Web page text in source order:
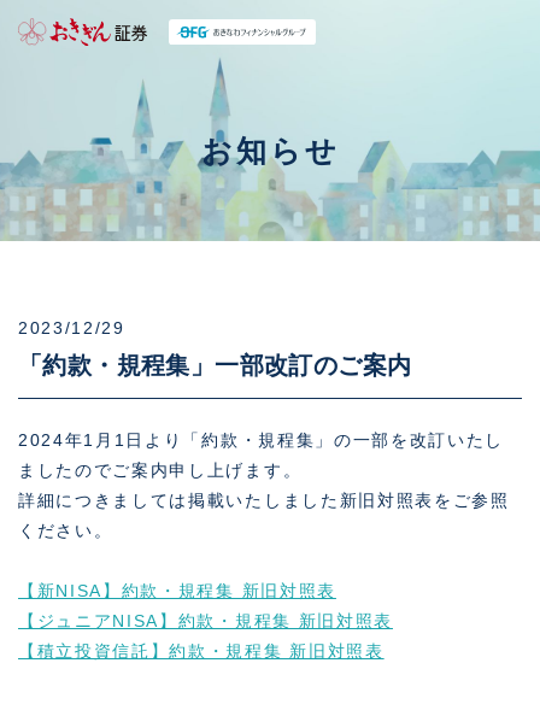
お知らせ
2023/12/29
「約款・規程集」一部改訂のご案内
2024年1月1日より「約款・規程集」の一部を改訂いたし
ましたのでご案内申し上げます。
詳細につきましては掲載いたしました新旧対照表をご参照
ください。
【新NISA】約款・規程集 新旧対照表
【ジュニアNISA】約款・規程集 新旧対照表
【積立投資信託】約款・規程集 新旧対照表